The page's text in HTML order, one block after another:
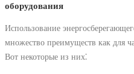
оборудования
Использование
множество преимуществ как для
Вот некоторые из них⁚